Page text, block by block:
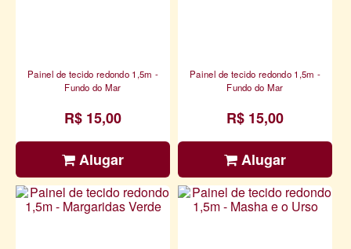
Painel de tecido redondo 1,5m -
Fundo do Mar
R$ 15,00
Alugar
Painel de tecido redondo 1,5m -
Fundo do Mar
R$ 15,00
Alugar